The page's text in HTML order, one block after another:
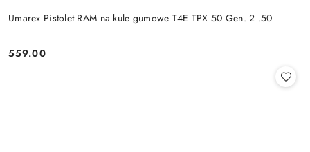
Umarex Pistolet RAM na kule gumowe T4E TPX 50 Gen. 2 .50
Cena:
559.00